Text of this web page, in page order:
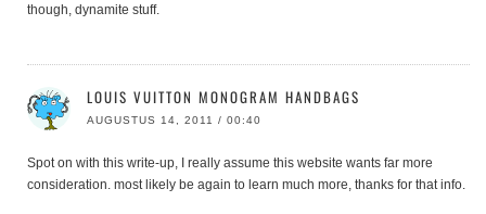
though, dynamite stuff.
LOUIS VUITTON MONOGRAM HANDBAGS
AUGUSTUS 14, 2011 / 00:40
Spot on with this write-up, I really assume this website wants far more
consideration. most likely be again to learn much more, thanks for that info.